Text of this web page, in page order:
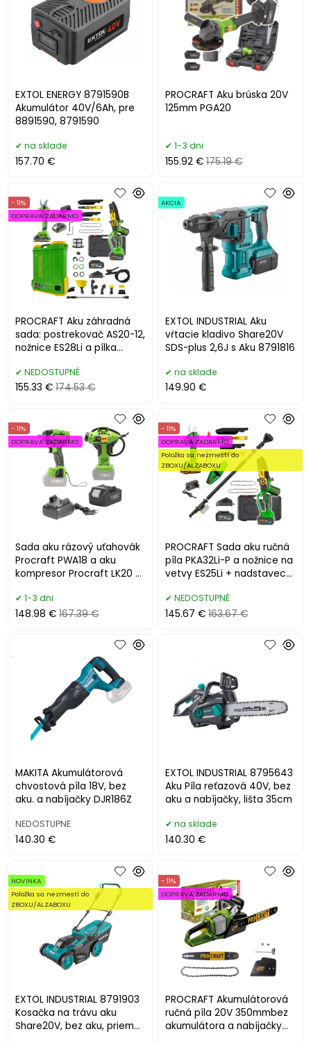
EXTOL ENERGY 8791590B
Akumulátor 40V/6Ah, pre
8891590, 8791590
na sklade
157.70 €
PROCRAFT Aku brúska 20V
125mm PGA20
1-3 dni
155.92 € 175.19 €
PROCRAFT Aku záhradná
sada: postrekovač AS20-12,
nožnice ES28Li a pílka
- 11%
DOPRAVA ZADARMO
NEDOSTUPNÉ
155.33 € 174.53 €
EXTOL INDUSTRIAL Aku
vŕtacie kladivo Share20V
SDS-plus 2,6J s Aku 8791816
AKCIA
na sklade
149.90 €
Sada aku rázový uťahovák
Procraft PWA18 a aku
kompresor Procraft LK20 s
- 11%
DOPRAVA ZADARMO
1-3 dni
148.98 € 167.39 €
PROCRAFT Sada aku ručná
píla PKA32Li-P a nožnice na
vetvy ES25Li + nadstavec
- 11%
DOPRAVA ZADARMO
Položka sa nezmestí do
ZBOXU/ALZABOXU
NEDOSTUPNÉ
145.67 € 163.67 €
MAKITA Akumulátorová
chvostová píla 18V, bez
aku. a nabíjačky DJR186Z
.
NEDOSTUPNE
140.30 €
EXTOL INDUSTRIAL 8795643
Aku Píla reťazová 40V, bez
aku a nabíjačky, lišta 35cm
na sklade
140.30 €
EXTOL INDUSTRIAL 8791903
Kosačka na trávu aku
Share20V, bez aku, priemer
NOVINKA
Položka sa nezmestí do
ZBOXU/ALZABOXU
PROCRAFT Akumulátorová
ručná píla 20V 350mmbez
akumulátora a nabíjačky
- 11%
DOPRAVA ZADARMO